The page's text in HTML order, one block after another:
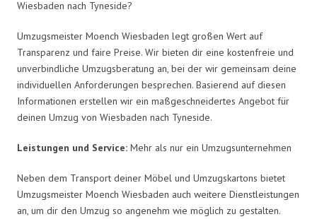
Wiesbaden nach Tyneside?
Umzugsmeister Moench Wiesbaden legt großen Wert auf
Transparenz und faire Preise. Wir bieten dir eine kostenfreie und
unverbindliche Umzugsberatung an, bei der wir gemeinsam deine
individuellen Anforderungen besprechen. Basierend auf diesen
Informationen erstellen wir ein maßgeschneidertes Angebot für
deinen Umzug von Wiesbaden nach Tyneside.
Leistungen und Service: Mehr als nur ein Umzugsunternehmen
Neben dem Transport deiner Möbel und Umzugskartons bietet
Umzugsmeister Moench Wiesbaden auch weitere Dienstleistungen
an, um dir den Umzug so angenehm wie möglich zu gestalten.